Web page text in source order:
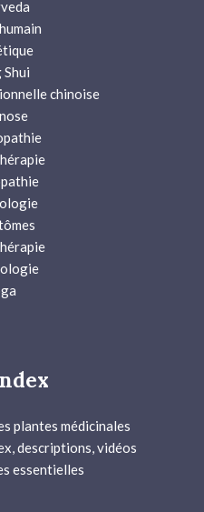
Shui
chinoise
plantes médicinales
descriptions, vidéos
essentielles